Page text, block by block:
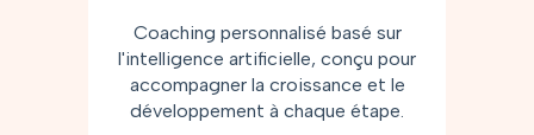
Coaching personnalisé basé sur
l'intelligence artificielle, conçu pour
accompagner la croissance et le
développement à chaque étape.